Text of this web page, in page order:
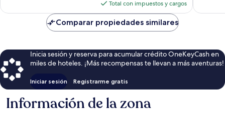
actual
es
de
$72
Total con impuestos y cargos
Comparar propiedades similares
Inicia sesión y reserva para acumular crédito OneKeyCash en
miles de hoteles. ¡Más recompensas te llevan a más aventuras!
Iniciar sesión Registrarme gratis
Información de la zona